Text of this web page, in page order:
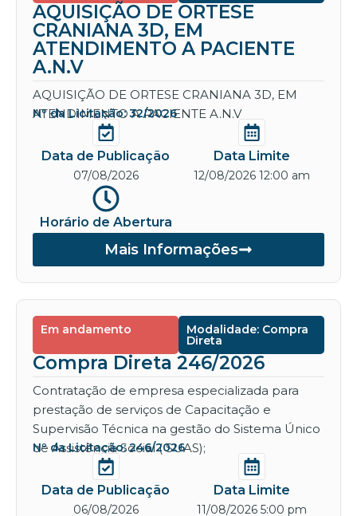
AQUISIÇÃO DE ORTESE
CRANIANA 3D, EM
ATENDIMENTO A PACIENTE
A.N.V
AQUISIÇÃO DE ORTESE CRANIANA 3D, EM
ATENDIMENTO A PACIENTE A.N.V
Nº da Licitação: 32/2026
Data de Publicação
07/08/2026
Data Limite
12/08/2026 12:00 am
Horário de Abertura
Mais Informações
Em andamento Modalidade: Compra
Direta
Compra Direta 246/2026
Contratação de empresa especializada para
prestação de serviços de Capacitação e
Supervisão Técnica na gestão do Sistema Único
de Assistência Social ( SUAS);
Nº da Licitação: 246/2026
Data de Publicação
06/08/2026
Data Limite
11/08/2026 5:00 pm